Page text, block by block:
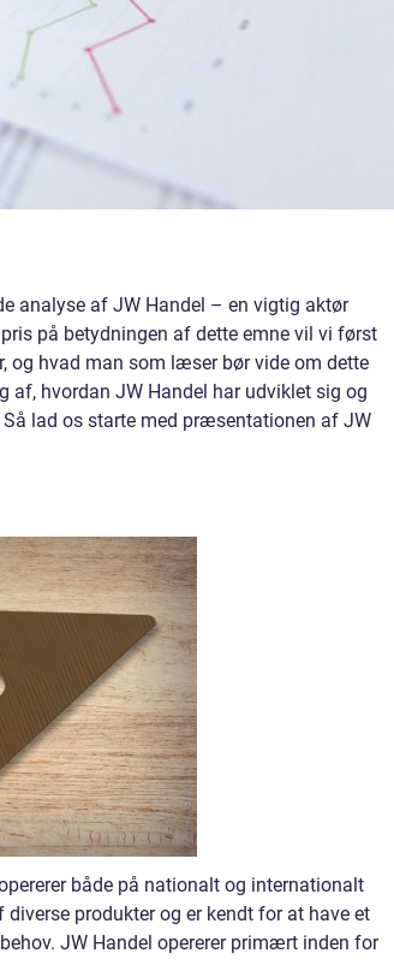
analyse af JW Handel – en vigtig aktør
på betydningen af dette emne vil vi først
og hvad man som læser bør vide om dette
af, hvordan JW Handel har udviklet sig og
lad os starte med præsentationen af JW
både på nationalt og internationalt
produkter og er kendt for at have et
JW Handel opererer primært inden for